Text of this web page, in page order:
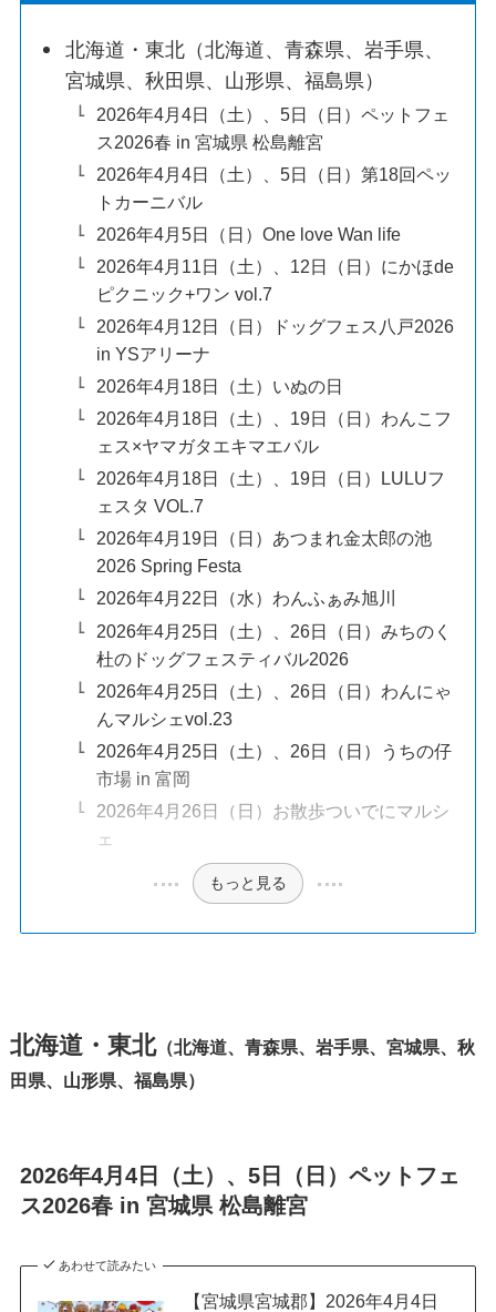
北海道・東北（北海道、青森県、岩手県、
宮城県、秋田県、山形県、福島県）
2026年4月4日（土）、5日（日）ペットフェ
ス2026春 in 宮城県 松島離宮
2026年4月4日（土）、5日（日）第18回ペッ
トカーニバル
2026年4月5日（日）One love Wan life
2026年4月11日（土）、12日（日）にかほde
ピクニック+ワン vol.7
2026年4月12日（日）ドッグフェス八戸2026
in YSアリーナ
2026年4月18日（土）いぬの日
2026年4月18日（土）、19日（日）わんこフ
ェス×ヤマガタエキマエバル
2026年4月18日（土）、19日（日）LULUフ
ェスタ VOL.7
2026年4月19日（日）あつまれ金太郎の池
2026 Spring Festa
2026年4月22日（水）わんふぁみ旭川
2026年4月25日（土）、26日（日）みちのく
杜のドッグフェスティバル2026
2026年4月25日（土）、26日（日）わんにゃ
んマルシェvol.23
2026年4月25日（土）、26日（日）うちの仔
市場 in 富岡
2026年4月26日（日）お散歩ついでにマルシ
ェ
もっと見る
北海道・東北（北海道、青森県、岩手県、宮城県、秋
田県、山形県、福島県）
2026年4月4日（土）、5日（日）ペットフェ
ス2026春 in 宮城県 松島離宮
あわせて読みたい
【宮城県宮城郡】2026年4月4日